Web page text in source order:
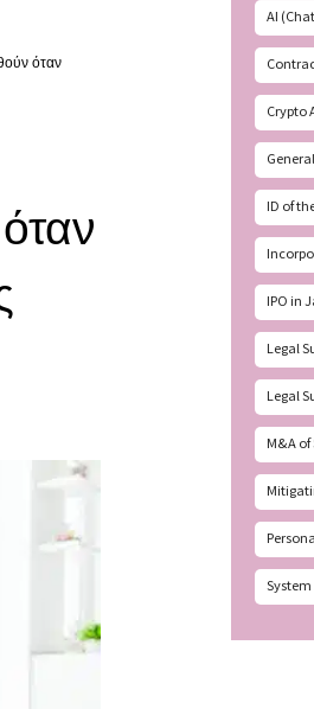
όταν
AI
Crypto
ID of
IPO in
Legal
Legal
M&A of